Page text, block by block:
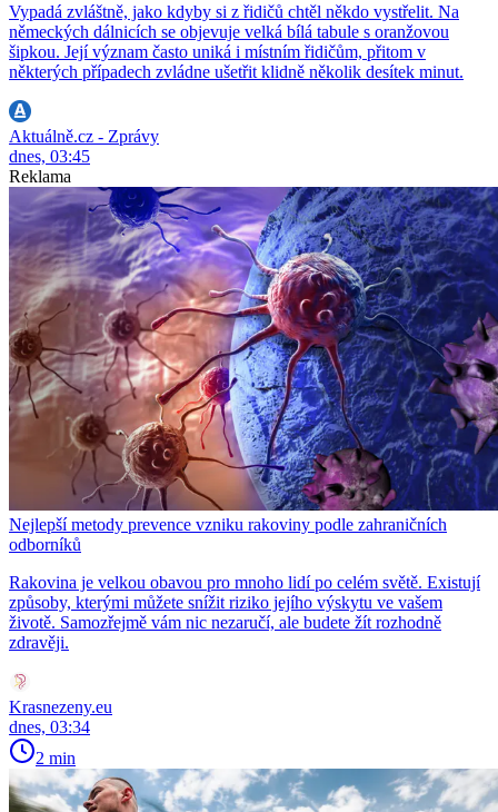
Vypadá zvláštně, jako kdyby si z řidičů chtěl někdo vystřelit. Na
německých dálnicích se objevuje velká bílá tabule s oranžovou
šipkou. Její význam často uniká i místním řidičům, přitom v
některých případech zvládne ušetřit klidně několik desítek minut.
Aktuálně.cz - Zprávy
dnes, 03:45
Reklama
Nejlepší metody prevence vzniku rakoviny podle zahraničních
odborníků
Rakovina je velkou obavou pro mnoho lidí po celém světě. Existují
způsoby, kterými můžete snížit riziko jejího výskytu ve vašem
životě. Samozřejmě vám nic nezaručí, ale budete žít rozhodně
zdravěji.
Krasnezeny.eu
dnes, 03:34
2 min